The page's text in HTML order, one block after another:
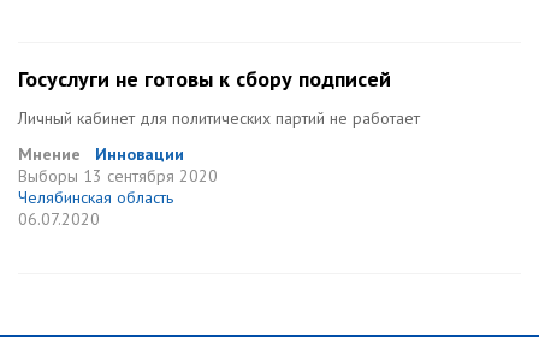
Госуслуги не готовы к сбору подписей
Личный кабинет для политических партий не работает
Мнение
Инновации
Выборы 13 сентября 2020
Челябинская область
06.07.2020